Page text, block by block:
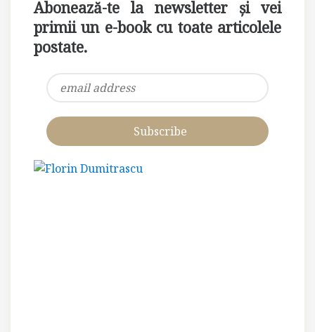
Abonează-te la newsletter și vei
primii un e-book cu toate articolele
postate.